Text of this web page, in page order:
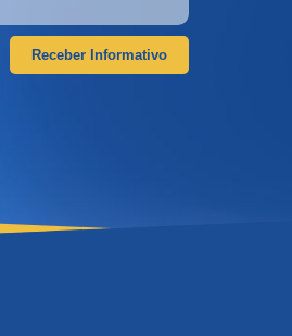
Receber Informativo